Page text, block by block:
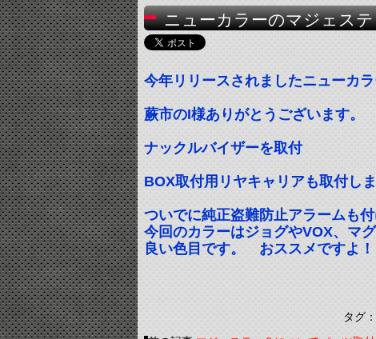
ニューカラーのマジェス
今年リリースされましたニューカ
蕨市のI様ありがとうございます。
ナックルバイザーを取付
BOX取付用リヤキャリアも取付し
ついでに純正盗難防止アラームも
今回のカラーはジョグやVOX、マ
良い色目です。 おススメですよ！
タグ：